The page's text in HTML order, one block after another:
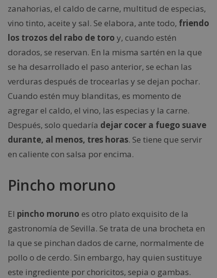
zanahorias, el caldo de carne, multitud de especias,
vino tinto, aceite y sal. Se elabora, ante todo, friendo
los trozos del rabo de toro y, cuando estén
dorados, se reservan. En la misma sartén en la que
se ha desarrollado el paso anterior, se echan las
verduras después de trocearlas y se dejan pochar.
Cuando estén muy blanditas, es momento de
agregar el caldo, el vino, las especias y la carne.
Después, solo quedaría dejar cocer a fuego suave
durante, al menos, tres horas. Se tiene que servir
en caliente con salsa por encima.
Pincho moruno
El pincho moruno es otro plato exquisito de la
gastronomía de Sevilla. Se trata de una brocheta en
la que se pinchan dados de carne, normalmente de
pollo o de cerdo. Sin embargo, hay quien sustituye
este ingrediente por choricitos, sepia o gambas.